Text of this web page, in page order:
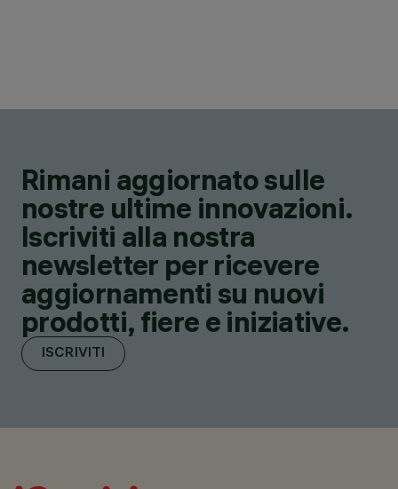
Rimani aggiornato sulle
nostre ultime innovazioni.
Iscriviti alla nostra
newsletter per ricevere
aggiornamenti su nuovi
prodotti, fiere e iniziative.
ISCRIVITI